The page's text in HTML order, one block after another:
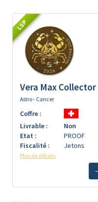
LSP
Vera Max Collector
Astro - Cancer
Coffre :
Livrable :
Non
Etat :
PROOF
Fiscalité :
Jetons
Plus de détails
-